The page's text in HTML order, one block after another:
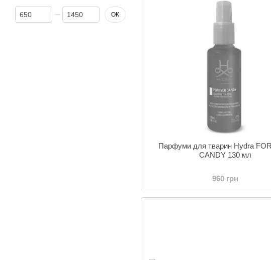
Парфуми для тварин Hydra
CANDY 130 мл
960 грн
Від Ціна, грн
До Ціна, грн ОК